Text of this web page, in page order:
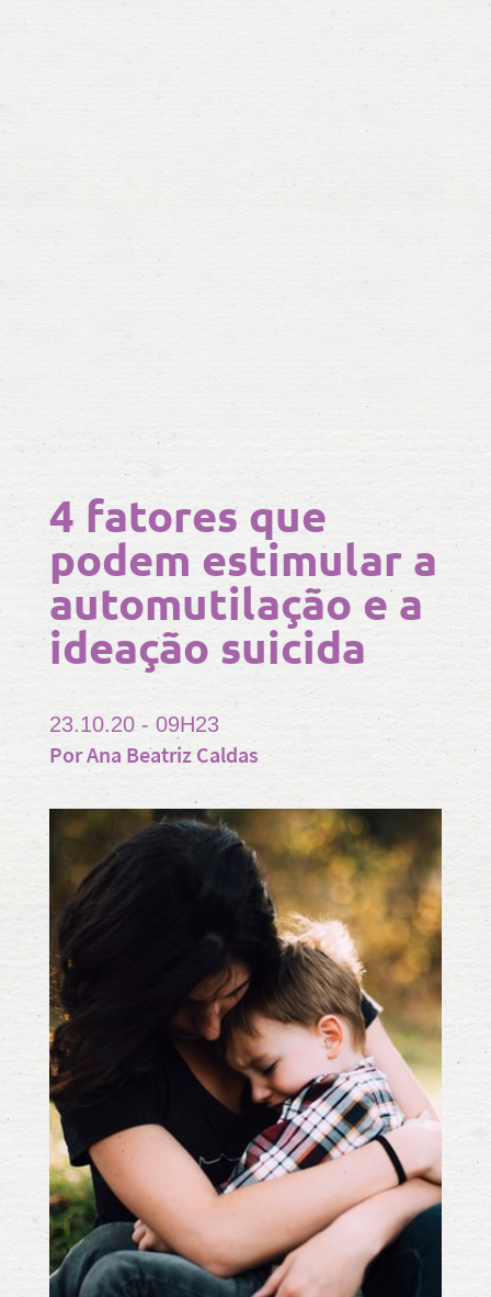
Posts
4 fatores que
podem estimular a
automutilação e a
ideação suicida
23.10.20 - 09H23
Por Ana Beatriz Caldas